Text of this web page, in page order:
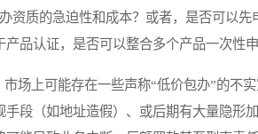
资质的急迫性和成本？或者，是否可以
产品认证，是否可以整合多个产品一次性
上可能存在一些声称“低价包办”的不
手段（如地址造假）、或后期有大量隐形